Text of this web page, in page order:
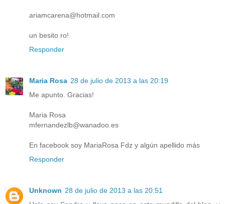
ariamcarena@hotmail.com
un besito ro!
Responder
Maria Rosa 28 de julio de 2013 a las 20:19
Me apunto. Gracias!
Maria Rosa
mfernandezlb@wanadoo.es
En facebook soy MariaRosa Fdz y algún apellido más
Responder
Unknown 28 de julio de 2013 a las 20:51